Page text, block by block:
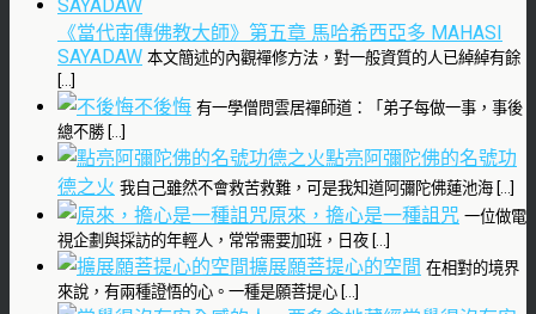
《當代南傳佛教大師》第五章 馬哈希西亞多 MAHASI
SAYADAW 本文簡述的內觀禪修方法，對一般資質的人已綽綽有餘
[…]
不後悔 有一學僧問雲居禪師道：「弟子每做一事，事後
總不勝 […]
點亮阿彌陀佛的名號功
德之火 我自己雖然不會救苦救難，可是我知道阿彌陀佛蓮池海 […]
原來，擔心是一種詛咒 一位做電
視企劃與採訪的年輕人，常常需要加班，日夜 […]
擴展願菩提心的空間 在相對的境界
來說，有兩種證悟的心。一種是願菩提心 […]